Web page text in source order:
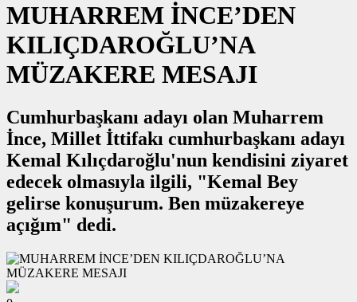
MUHARREM İNCE’DEN
KILIÇDAROĞLU’NA
MÜZAKERE MESAJI
Cumhurbaşkanı adayı olan Muharrem
İnce, Millet İttifakı cumhurbaşkanı adayı
Kemal Kılıçdaroğlu'nun kendisini ziyaret
edecek olmasıyla ilgili, "Kemal Bey
gelirse konuşurum. Ben müzakereye
açığım" dedi.